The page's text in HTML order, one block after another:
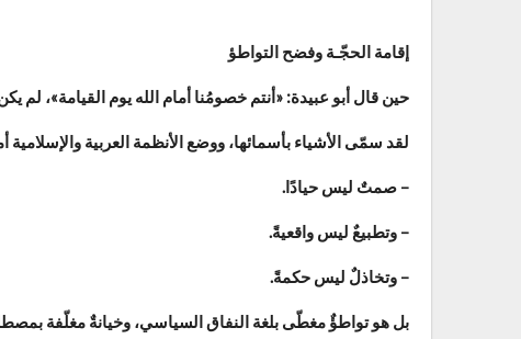
إقامة الحجّـة وفضح التواطؤ
حين قال أبو عبيدة: «أنتم خصومُنا أمام الله يوم القيامة»، لم
لقد سمّى الأشياء بأسمائها، ووضع الأنظمة العربية والإسلامية
– صمتٌ ليس حيادًا.
– وتطبيعٌ ليس واقعيةً.
– وتخاذلٌ ليس حكمةً.
بل هو تواطؤٌ مغطّى بلغة النفاق السياسي، وخيانةٌ مغلّفة